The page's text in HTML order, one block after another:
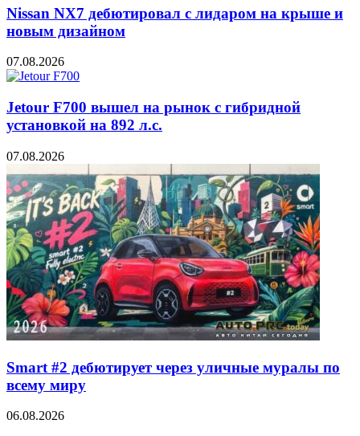
Nissan NX7 дебютировал с лидаром на крыше и
новым дизайном
07.08.2026
Jetour F700 вышел на рынок с гибридной
установкой на 892 л.с.
07.08.2026
Smart #2 дебютирует через уличные муралы по
всему миру
06.08.2026